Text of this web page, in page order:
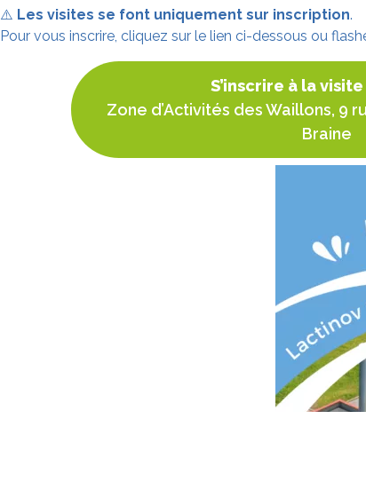
⚠️ Les visites se font uniquement sur inscription.
Pour vous inscrire, cliquez sur le lien ci-dessous ou
S’inscrire à la visite
Zone d’Activités des Waillons, 9
Braine